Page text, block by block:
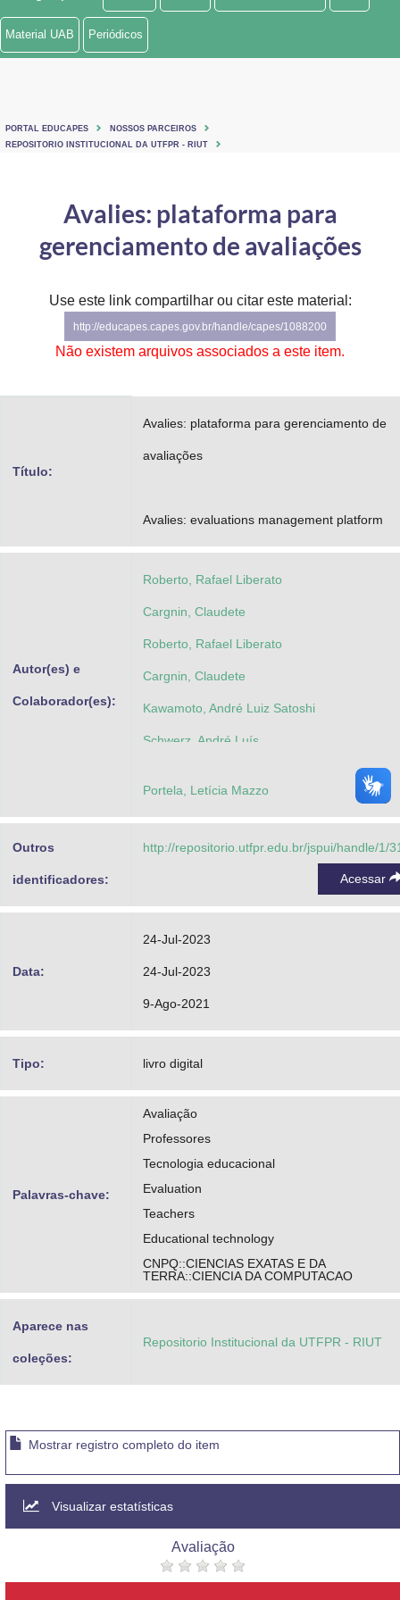
Ministério de Minas e Energia
Ministério do Turismo
Controladoria-Geral da União
Ministério da Mulher, da Família e dos Direitos Humanos
Secretaria-Geral
Material UAB Periódicos
PORTAL EDUCAPES
NOSSOS PARCEIROS
REPOSITORIO INSTITUCIONAL DA UTFPR - RIUT
Avalies: plataforma para
gerenciamento de avaliações
Use este link compartilhar ou citar este material:
http://educapes.capes.gov.br/handle/capes/1088200
Não existem arquivos associados a este item.
Título:
Avalies: plataforma para gerenciamento de
avaliações
Avalies: evaluations management platform
Autor(es) e
Colaborador(es):
Roberto, Rafael Liberato
Cargnin, Claudete
Roberto, Rafael Liberato
Cargnin, Claudete
Kawamoto, André Luiz Satoshi
Schwerz, André Luís
Portela, Letícia Mazzo
Outros
identificadores:
http://repositorio.utfpr.edu.br/jspui/handle/1/
Acessar
Data:
24-Jul-2023
24-Jul-2023
9-Ago-2021
Tipo: livro digital
Palavras-chave:
Avaliação
Professores
Tecnologia educacional
Evaluation
Teachers
Educational technology
CNPQ::CIENCIAS EXATAS E DA
TERRA::CIENCIA DA COMPUTACAO
Aparece nas
coleções:
Repositorio Institucional da UTFPR - RIUT
Mostrar registro completo do item
Visualizar estatísticas
Avaliação